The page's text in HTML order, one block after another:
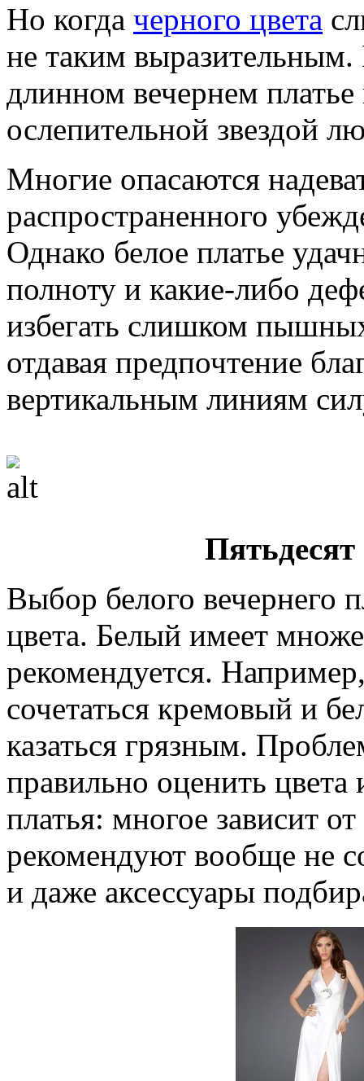
Но когда черного цвета
не таким
длинном вечернем платье
ослепительной звездой
Многие опасаются
распространенного
Однако белое платье
полноту и какие-либо
избегать слишком
отдавая предпочтение
вертикальным линиям
Пятьдесят
Выбор белого вечернего
цвета. Белый имеет
рекомендуется.
сочетаться кремовый и
казаться грязным.
правильно оценить
платья: многое зависит
рекомендуют вообще не
и даже аксессуары